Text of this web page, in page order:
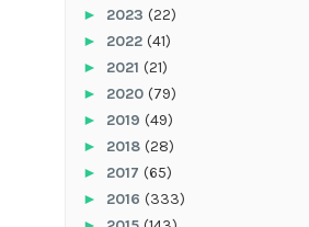
► 2023 (22)
► 2022 (41)
► 2021 (21)
► 2020 (79)
► 2019 (49)
► 2018 (28)
► 2017 (65)
► 2016 (333)